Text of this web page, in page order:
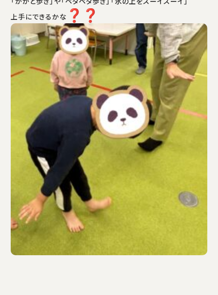
「かかと歩き」や「ペタペタ歩き」「氷の上をスーイスーイ」
上手にできるかな